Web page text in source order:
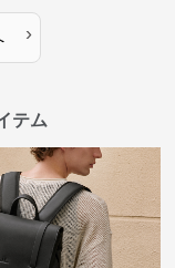
›
テム